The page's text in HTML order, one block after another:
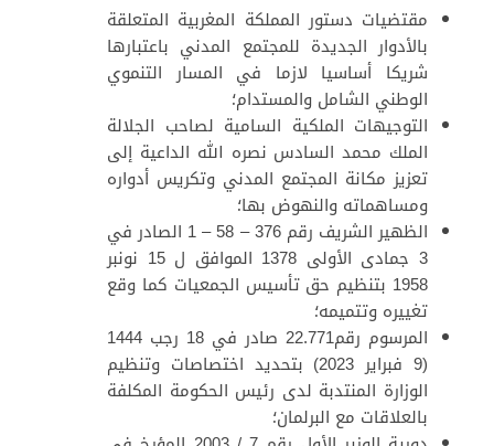
مقتضيات دستور المملكة المغربية المتعلقة
بالأدوار الجديدة للمجتمع المدني باعتبارها
شريكا أساسيا لازما في المسار التنموي
الوطني الشامل والمستدام؛
التوجيهات الملكية السامية لصاحب الجلالة
الملك محمد السادس نصره الله الداعية إلى
تعزيز مكانة المجتمع المدني وتكريس أدواره
ومساهماته والنهوض بها؛
الظهير الشريف رقم 376 – 58 – 1 الصادر في
3 جمادى الأولى 1378 الموافق ل 15 نونبر
1958 بتنظيم حق تأسيس الجمعيات كما وقع
تغييره وتتميمه؛
المرسوم رقم22.771 صادر في 18 رجب 1444
(9 فبراير 2023) بتحديد اختصاصات وتنظيم
الوزارة المنتدبة لدى رئيس الحكومة المكلفة
بالعلاقات مع البرلمان؛